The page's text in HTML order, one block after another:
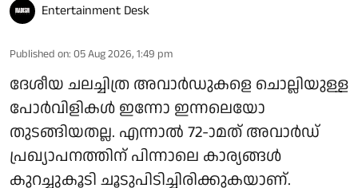
Entertainment Desk
Published on: 05 Aug 2026, 1:49 pm
ദേശീയ ചലച്ചിത്ര അവാർഡുകളെ ചൊല്ലിയുള്ള
പോർവിളികൾ ഇന്നോ ഇന്നലെയോ
തുടങ്ങിയതല്ല. എന്നാൽ 72-ാമത് അവാർഡ്
പ്രഖ്യാപനത്തിന് പിന്നാലെ കാര്യങ്ങൾ
കുറച്ചുകൂടി ചൂടുപിടിച്ചിരിക്കുകയാണ്.